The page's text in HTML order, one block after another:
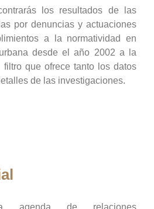
los resultados de las
por denuncias y actuaciones
a la normatividad en
desde el año 2002 a la
que ofrece tanto los datos
de las investigaciones.
agenda de relaciones